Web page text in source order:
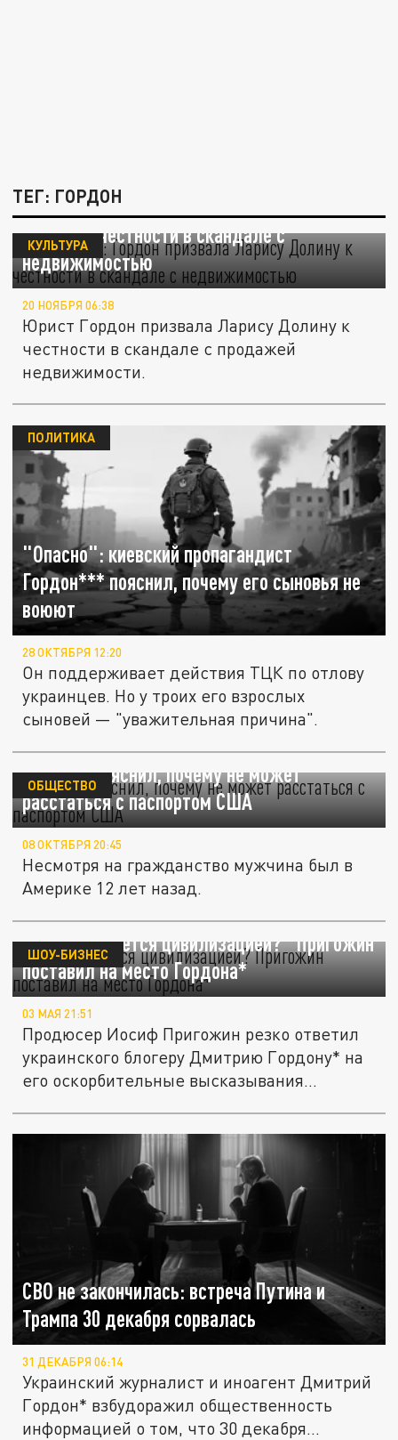
ТЕГ: ГОРДОН
«Это блат»: Гордон призвала Ларису
Долину к честности в скандале с
недвижимостью
КУЛЬТУРА
20 НОЯБРЯ 06:38
Юрист Гордон призвала Ларису Долину к
честности в скандале с продажей
недвижимости.
"Опасно": киевский пропагандист
Гордон*** пояснил, почему его сыновья не
воюют
ПОЛИТИКА
28 ОКТЯБРЯ 12:20
Он поддерживает действия ТЦК по отлову
украинцев. Но у троих его взрослых
сыновей — "уважительная причина".
Гордон объяснил, почему не может
расстаться с паспортом США
ОБЩЕСТВО
08 ОКТЯБРЯ 20:45
Несмотря на гражданство мужчина был в
Америке 12 лет назад.
"Это называется цивилизацией?" Пригожин
поставил на место Гордона*
ШОУ-БИЗНЕС
03 МАЯ 21:51
Продюсер Иосиф Пригожин резко ответил
украинского блогеру Дмитрию Гордону* на
его оскорбительные высказывания...
СВО не закончилась: встреча Путина и
Трампа 30 декабря сорвалась
31 ДЕКАБРЯ 06:14
Украинский журналист и иноагент Дмитрий
Гордон* взбудоражил общественность
информацией о том, что 30 декабря...